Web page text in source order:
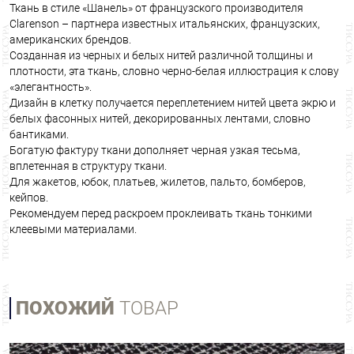
Ткань в стиле «Шанель» от французского производителя
Clarenson – партнера известных итальянских, французских,
американских брендов.
Созданная из черных и белых нитей различной толщины и
плотности, эта ткань, словно черно-белая иллюстрация к слову
«элегантность».
Дизайн в клетку получается переплетением нитей цвета экрю и
белых фасонных нитей, декорированных лентами, словно
бантиками.
Богатую фактуру ткани дополняет черная узкая тесьма,
вплетенная в структуру ткани.
Для жакетов, юбок, платьев, жилетов, пальто, бомберов,
кейпов.
Рекомендуем перед раскроем проклеивать ткань тонкими
клеевыми материалами.
ПОХОЖИЙ ТОВАР